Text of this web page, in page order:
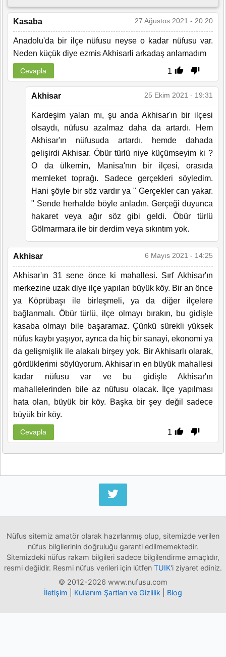
Kasaba 27 Ağustos 2021 - 20:20
Anadolu'da bir ilçe nüfusu neyse o kadar nüfusu var.
Neden küçük diye ezmis Akhisarli arkadaş anlamadım
1
Cevapla
Akhisar 25 Ekim 2021 - 19:31
Kardeşim yalan mı, şu anda Akhisar'ın bir ilçesi
olsaydı, nüfusu azalmaz daha da artardı. Hem
Akhisar'ın nüfusuda artardı, hemde dahada
gelişirdi Akhisar. Öbür türlü niye küçümseyim ki ?
O da ülkemin, Manisa'nın bir ilçesi, orasıda
memleket toprağı. Sadece gerçekleri söyledim.
Hani şöyle bir söz vardır ya " Gerçekler can yakar.
" Sende herhalde böyle anladın. Gerçeği duyunca
hakaret veya ağır söz gibi geldi. Öbür türlü
Gölmarmara ile bir derdim veya sıkıntım yok.
Akhisar 6 Mayıs 2021 - 14:25
Akhisar'ın 31 sene önce ki mahallesi. Sırf Akhisar'ın
merkezine uzak diye ilçe yapılan büyük köy. Bir an önce
ya Köprübaşı ile birleşmeli, ya da diğer ilçelere
bağlanmalı. Öbür türlü, ilçe olmayı bırakın, bu gidişle
kasaba olmayı bile başaramaz. Çünkü sürekli yüksek
nüfus kaybı yaşıyor, ayrıca da hiç bir sanayi, ekonomi ya
da gelişmişlik ile alakalı birşey yok. Bir Akhisarlı olarak,
gördüklerimi söylüyorum. Akhisar'ın en büyük mahallesi
kadar nüfusu var ve bu gidişle Akhisar'ın
mahallelerinden bile az nüfusu olacak. İlçe yapılması
hata olan, büyük bir köy. Başka bir şey değil sadece
büyük bir köy.
1
Cevapla
Nüfus sitemiz amatör olarak hazırlanmış olup, sitemizde verilen
nüfus bilgilerinin doğruluğu garanti edilmemektedir.
Sitemizdeki nüfus rakam bilgileri sadece bilgilendirme amaçlıdır,
resmi değildir. Resmi nüfus verileri için lütfen TUIK'i ziyaret ediniz.
© 2012-2026 www.nufusu.com
İletişim
Kullanım Şartları ve Gizlilik Blog